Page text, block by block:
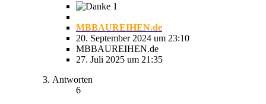
1
MBBAUREIHEN.de
20. September 2024 um 23:10
MBBAUREIHEN.de
27. Juli 2025 um 21:35
Antworten
6